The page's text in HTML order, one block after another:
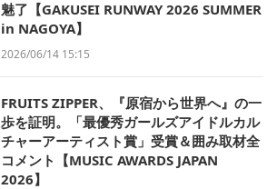
魅了【GAKUSEI RUNWAY 2026 SUMMER
in NAGOYA】
2026/06/14 15:15
FRUITS ZIPPER、『原宿から世界へ』の一
歩を証明。「最優秀ガールズアイドルカル
チャーアーティスト賞」受賞＆囲み取材全
コメント【MUSIC AWARDS JAPAN
2026】